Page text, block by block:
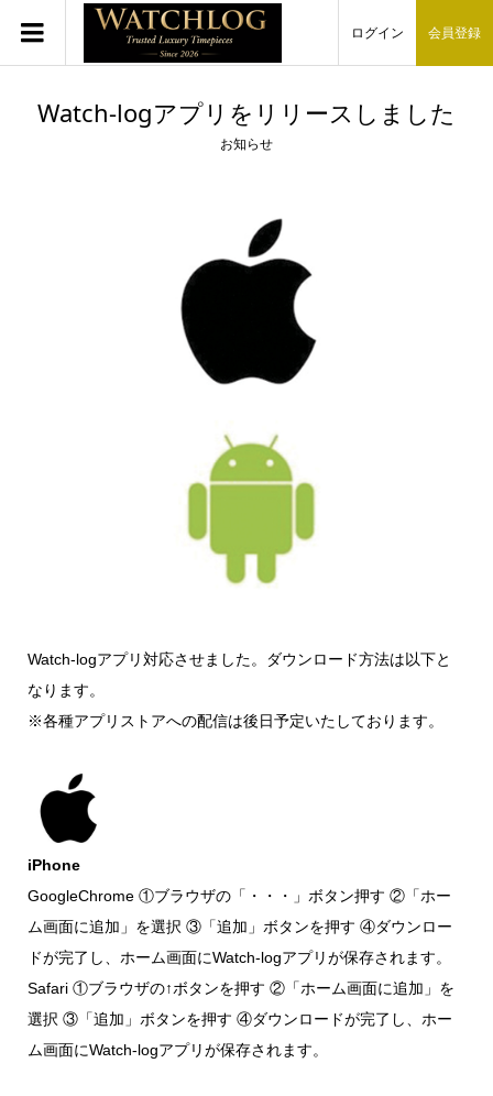
ログイン 会員登録
Watch-logアプリをリリースしました
お知らせ
Watch-logアプリ対応させました。ダウンロード方法は以下と
なります。
※各種アプリストアへの配信は後日予定いたしております。
iPhone
GoogleChrome ①ブラウザの「・・・」ボタン押す ②「ホー
ム画面に追加」を選択 ③「追加」ボタンを押す ④ダウンロー
ドが完了し、ホーム画面にWatch-logアプリが保存されます。
Safari ①ブラウザの↑ボタンを押す ②「ホーム画面に追加」を
選択 ③「追加」ボタンを押す ④ダウンロードが完了し、ホー
ム画面にWatch-logアプリが保存されます。